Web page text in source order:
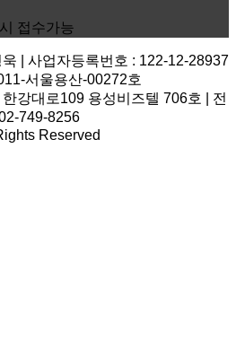
접수가능
| 사업자등록번호 : 122-12-28937
서울용산-00272호
강대로109 용성비즈텔 706호 | 전
749-8256
Reserved